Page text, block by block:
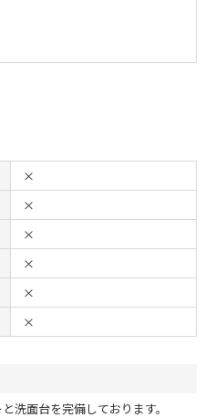
×
×
×
×
×
×
洗面台を完備しております。